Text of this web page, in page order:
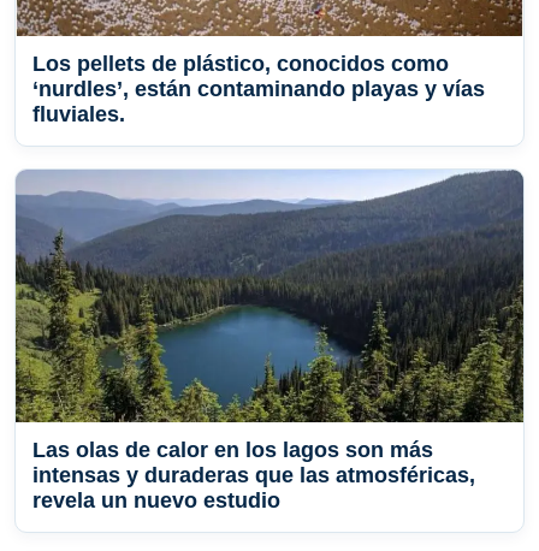
Los pellets de plástico, conocidos como
‘nurdles’, están contaminando playas y vías
fluviales.
Las olas de calor en los lagos son más
intensas y duraderas que las atmosféricas,
revela un nuevo estudio